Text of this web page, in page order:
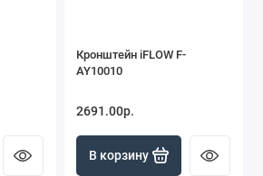
Кронштейн iFLOW F-
AY10010
2691.00р.
В корзину